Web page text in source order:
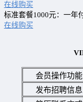
在线购买
标准套餐1000元：一年
在线购买
会员操作功能
发布招聘信息